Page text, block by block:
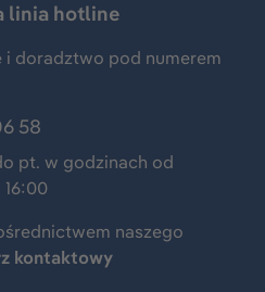
linia hotline
i doradztwo pod numerem
58
pt. w godzinach od
naszego
kontaktowy